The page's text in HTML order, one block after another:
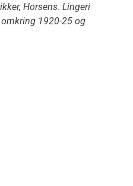
Horsens. Lingeri
1920-25 og